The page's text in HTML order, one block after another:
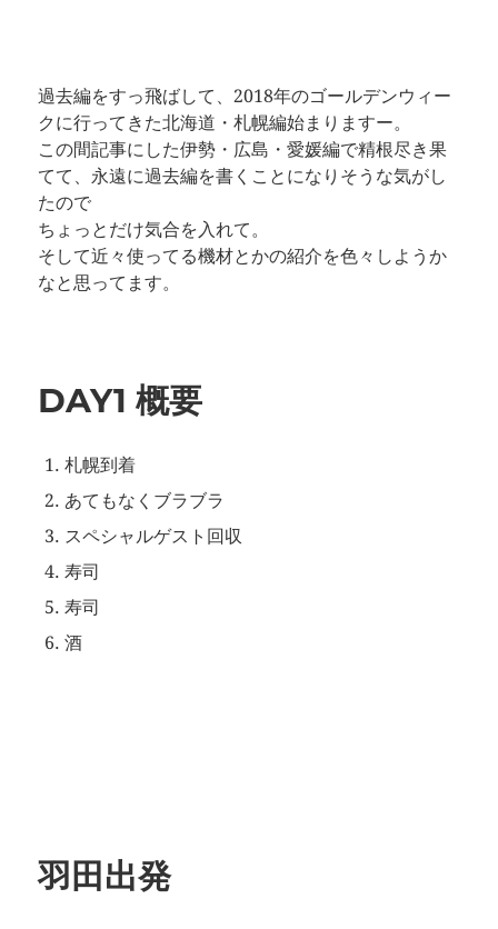
過去編をすっ飛ばして、2018年のゴールデンウィー
クに行ってきた北海道・札幌編始まりますー。
この間記事にした伊勢・広島・愛媛編で精根尽き果
てて、永遠に過去編を書くことになりそうな気がし
たので
ちょっとだけ気合を入れて。
そして近々使ってる機材とかの紹介を色々しようか
なと思ってます。
DAY1 概要
札幌到着
あてもなくブラブラ
スペシャルゲスト回収
寿司
寿司
酒
羽田出発